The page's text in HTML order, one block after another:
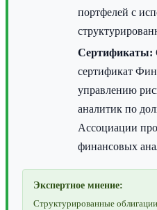
портфелей с
Сертификаты:
сертификат
управлению
аналитик по
Ассоциации
финансовых
Экспертное мнение:
Структурированные